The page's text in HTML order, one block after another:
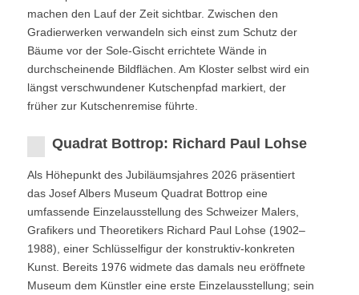
machen den Lauf der Zeit sichtbar. Zwischen den
Gradierwerken verwandeln sich einst zum Schutz der
Bäume vor der Sole-Gischt errichtete Wände in
durchscheinende Bildflächen. Am Kloster selbst wird ein
längst verschwundener Kutschenpfad markiert, der
früher zur Kutschenremise führte.
Quadrat Bottrop: Richard Paul Lohse
Als Höhepunkt des Jubiläumsjahres 2026 präsentiert
das Josef Albers Museum Quadrat Bottrop eine
umfassende Einzelausstellung des Schweizer Malers,
Grafikers und Theoretikers Richard Paul Lohse (1902–
1988), einer Schlüsselfigur der konstruktiv-konkreten
Kunst. Bereits 1976 widmete das damals neu eröffnete
Museum dem Künstler eine erste Einzelausstellung; sein